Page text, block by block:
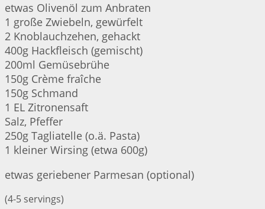
etwas Olivenöl zum Anbraten
1 große Zwiebeln, gewürfelt
2 Knoblauchzehen, gehackt
400g Hackfleisch (gemischt)
200ml Gemüsebrühe
150g Crème fraîche
150g Schmand
1 EL Zitronensaft
Salz, Pfeffer
250g Tagliatelle (o.ä. Pasta)
1 kleiner Wirsing (etwa 600g)
etwas geriebener Parmesan (optional)
(4-5 servings)